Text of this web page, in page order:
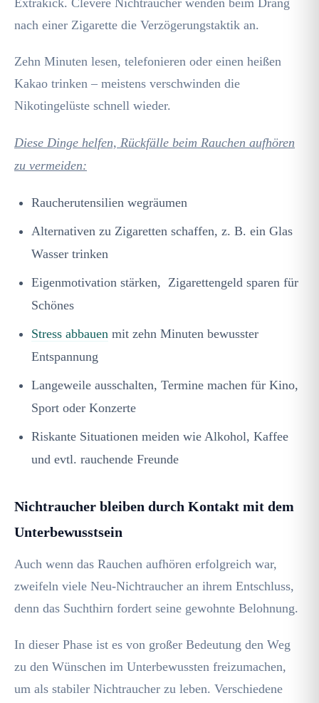
Extrakick. Clevere Nichtraucher wenden beim Drang
nach einer Zigarette die Verzögerungstaktik an.
Zehn Minuten lesen, telefonieren oder einen heißen
Kakao trinken – meistens verschwinden die
Nikotingelüste schnell wieder.
Diese Dinge helfen, Rückfälle beim Rauchen aufhören
zu vermeiden:
Raucherutensilien wegräumen
Alternativen zu Zigaretten schaffen, z. B. ein Glas
Wasser trinken
Eigenmotivation stärken, Zigarettengeld sparen für
Schönes
Stress abbauen mit zehn Minuten bewusster
Entspannung
Langeweile ausschalten, Termine machen für Kino,
Sport oder Konzerte
Riskante Situationen meiden wie Alkohol, Kaffee
und evtl. rauchende Freunde
Nichtraucher bleiben durch Kontakt mit dem
Unterbewusstsein
Auch wenn das Rauchen aufhören erfolgreich war,
zweifeln viele Neu-Nichtraucher an ihrem Entschluss,
denn das Suchthirn fordert seine gewohnte Belohnung.
In dieser Phase ist es von großer Bedeutung den Weg
zu den Wünschen im Unterbewussten freizumachen,
um als stabiler Nichtraucher zu leben. Verschiedene